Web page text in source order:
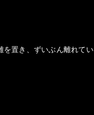
置き、ずいぶん離れて